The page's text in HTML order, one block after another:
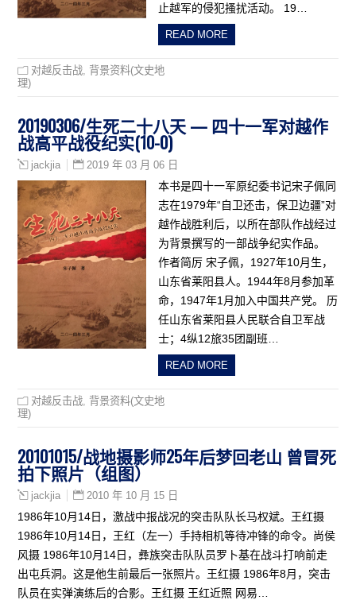
止越军的侵犯搔扰活动。 19…
READ MORE
对越反击战 背景资料(文史地
理)
20190306/生死二十八天 — 四十一军对越作
战高平战役纪实(10-0)
jackjia 2019 年 03 月 06 日
本书是四十一军原纪委书记宋子佩同
志在1979年“自卫还击，保卫边疆”对
越作战胜利后，以所在部队作战经过
为背景撰写的一部战争纪实作品。
作者简厉 宋子佩，1927年10月生，
山东省莱阳县人。1944年8月参加革
命，1947年1月加入中国共产党。 历
任山东省莱阳县人民联合自卫军战
士；4纵12旅35团副班…
READ MORE
对越反击战 背景资料(文史地
理)
20101015/战地摄影师25年后梦回老山 曾冒死
拍下照片（组图）
jackjia 2010 年 10 月 15 日
1986年10月14日，激战中报战况的突击队队长马权斌。王红摄
1986年10月14日，王红（左一）手持相机等待冲锋的命令。尚侯
风摄 1986年10月14日，彝族突击队队员罗卜基在战斗打响前走
出屯兵洞。这是他生前最后一张照片。王红摄 1986年8月，突击
队员在实弹演练后的合影。王红摄 王红近照 网易…